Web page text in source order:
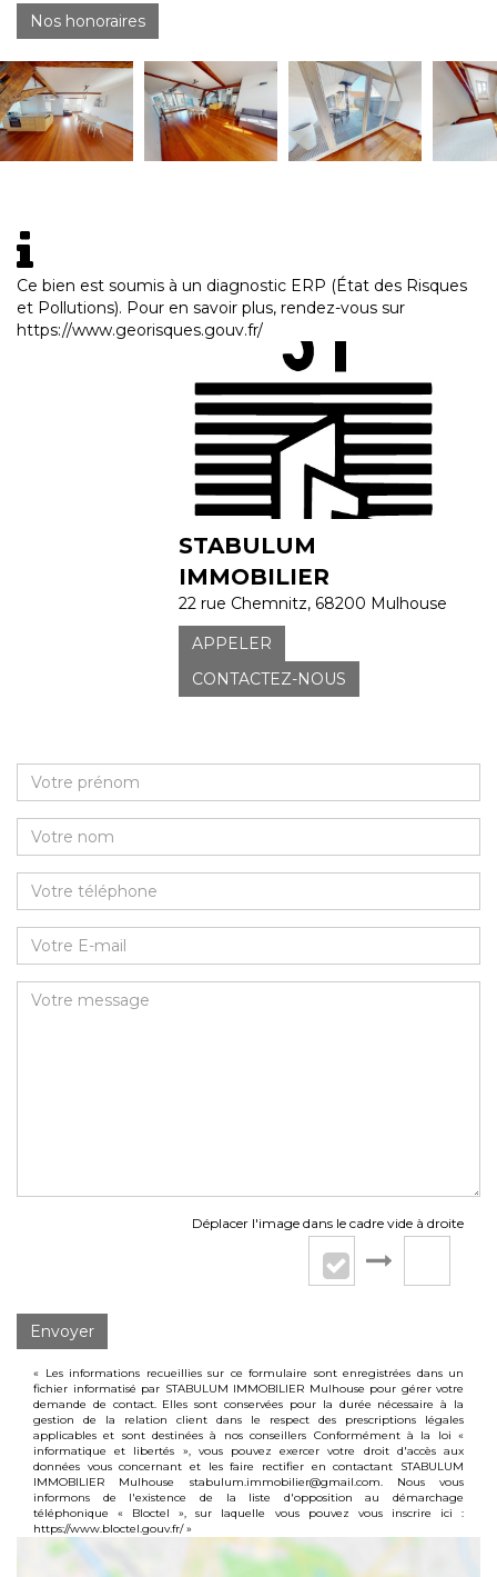
Nos honoraires
Ce bien est soumis à un diagnostic ERP (État des Risques
et Pollutions). Pour en savoir plus, rendez-vous sur
https://www.georisques.gouv.fr/
STABULUM
IMMOBILIER
22 rue Chemnitz, 68200 Mulhouse
APPELER
CONTACTEZ-NOUS
Déplacer l'image dans le cadre vide à droite
Envoyer
« Les informations recueillies sur ce formulaire sont enregistrées dans un
fichier informatisé par STABULUM IMMOBILIER Mulhouse pour gérer votre
demande de contact. Elles sont conservées pour la durée nécessaire à la
gestion de la relation client dans le respect des prescriptions légales
applicables et sont destinées à nos conseillers Conformément à la loi «
informatique et libertés », vous pouvez exercer votre droit d'accès aux
données vous concernant et les faire rectifier en contactant STABULUM
IMMOBILIER Mulhouse stabulum.immobilier@gmail.com. Nous vous
informons de l'existence de la liste d'opposition au démarchage
téléphonique « Bloctel », sur laquelle vous pouvez vous inscrire ici :
https://www.bloctel.gouv.fr/»